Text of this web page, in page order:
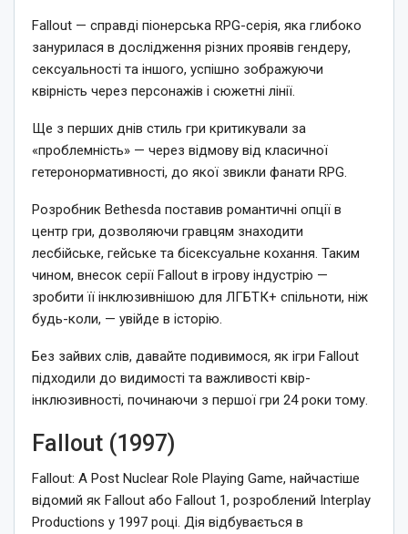
Fallout — справді піонерська RPG-серія, яка глибоко
занурилася в дослідження різних проявів гендеру,
сексуальності та іншого, успішно зображуючи
квірність через персонажів і сюжетні лінії.
Ще з перших днів стиль гри критикували за
«проблемність» — через відмову від класичної
гетеронормативності, до якої звикли фанати RPG.
Розробник Bethesda поставив романтичні опції в
центр гри, дозволяючи гравцям знаходити
лесбійське, гейське та бісексуальне кохання. Таким
чином, внесок серії Fallout в ігрову індустрію —
зробити її інклюзивнішою для ЛГБТК+ спільноти, ніж
будь-коли, — увійде в історію.
Без зайвих слів, давайте подивимося, як ігри Fallout
підходили до видимості та важливості квір-
інклюзивності, починаючи з першої гри 24 роки тому.
Fallout (1997)
Fallout: A Post Nuclear Role Playing Game, найчастіше
відомий як Fallout або Fallout 1, розроблений Interplay
Productions у 1997 році. Дія відбувається в